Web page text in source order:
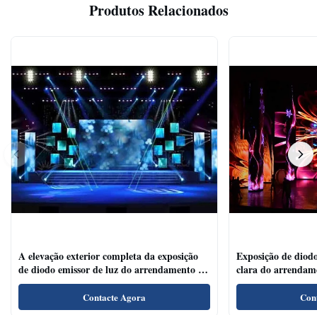
Produtos Relacionados
A elevação exterior completa da exposição
de diodo emissor de luz do arrendamento da
cor P4.81 refresca o ângulo de visão largo da
Contacte Agora
Exposição de
clara do
para salões de